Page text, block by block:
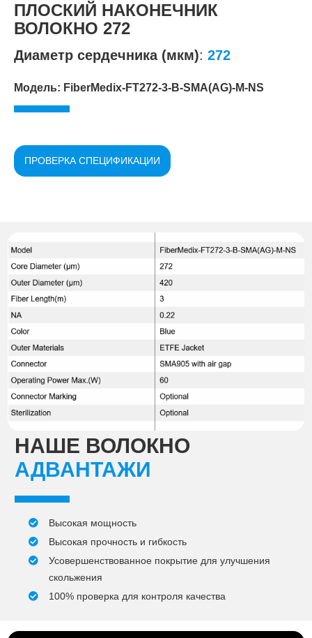
ПЛОСКИЙ НАКОНЕЧНИК
ВОЛОКНО 272
Диаметр сердечника (мкм): 272
Модель: FiberMedix-FT272-3-B-SMA(AG)-M-NS
ПРОВЕРКА СПЕЦИФИКАЦИИ
НАШЕ ВОЛОКНО
АДВАНТАЖИ
Высокая мощность
Высокая прочность и гибкость
Усовершенствованное покрытие для улучшения
скольжения
100% проверка для контроля качества